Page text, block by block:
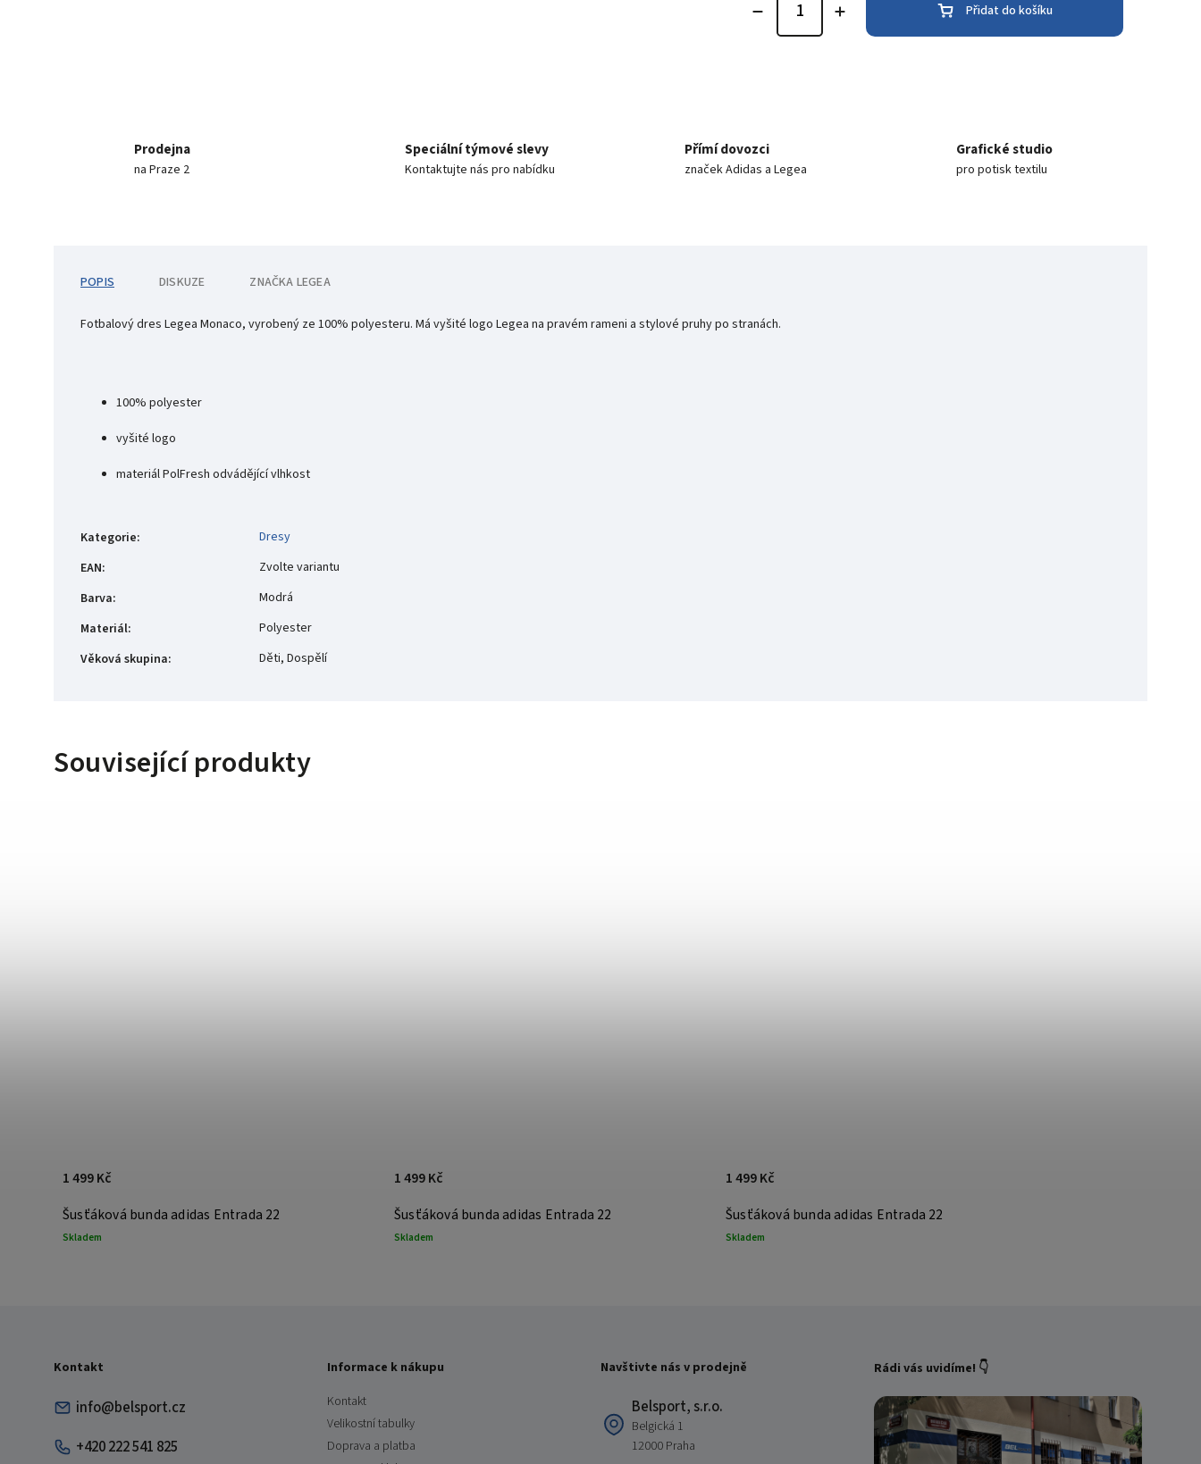
Přidat do košíku
Prodejna
na Praze 2
Speciální týmové slevy
Kontaktujte nás pro nabídku
Přímí dovozci
značek Adidas a Legea
Grafické studio
pro potisk textilu
POPIS DISKUZE ZNAČKA LEGEA
Fotbalový dres Legea Monaco, vyrobený ze 100% polyesteru. Má vyšité logo Legea na pravém rameni a stylové pruhy po stranách.
100% polyester
vyšité logo
materiál PolFresh odvádějící vlhkost
Kategorie:
Dresy
EAN:
Zvolte variantu
Barva:
Modrá
Materiál:
Polyester
Věková skupina: Děti, Dospělí
Související produkty
Šusťáková bunda adidas Entrada 22
Skladem
1 499 Kč
Šusťáková bunda adidas Entrada 22
Skladem
1 499 Kč
Šusťáková bunda adidas Entrada 22
Skladem
1 499 Kč
Kontakt
info@belsport.cz
+420 222 541 825
Informace k nákupu
Kontakt
Velikostní tabulky
Doprava a platba
Navštivte nás v prodejně
Belsport, s.r.o.
Belgická 1
12000 Praha
Rádi vás uvidíme! 👇